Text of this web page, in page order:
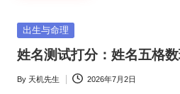
Posted
出生与命理
姓名测试打分：姓名五格
Posted
By 天机先生 2026年7月2日